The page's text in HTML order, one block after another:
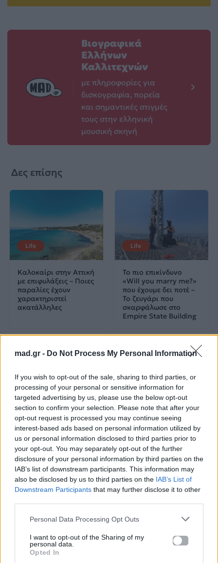
mad.gr - Do Not Process My Personal Information
If you wish to opt-out of the sale, sharing to third parties, or
processing of your personal or sensitive information for
targeted advertising by us, please use the below opt-out
section to confirm your selection. Please note that after your
opt-out request is processed you may continue seeing
interest-based ads based on personal information utilized by
us or personal information disclosed to third parties prior to
your opt-out. You may separately opt-out of the further
disclosure of your personal information by third parties on the
IAB’s list of downstream participants. This information may
also be disclosed by us to third parties on the IAB’s List of
Downstream Participants that may further disclose it to other
Personal Data Processing Opt Outs
I want to opt-out of the Sharing of my
personal data.
Opted In
Βιογραφικά
Ελλήνων
Καλλιτεχνών
με πληροφορίες για
δισκογραφία, πορεία
και σημαντικές στιγμές
τους στην ελληνική
μουσική σκηνή
Δες επίσης
Life
Καλοκαίρι στην Αττική
με επιφυλάξεις – Ποιες
παραλίες έχουν
χαρακτηριστεί
ακατάλληλες
Life
Το πιο επικίνδυνο
«Will you marry me?»
που έχουμε δει ποτέ –
Το ζευγάρι που
σκαρφάλωσε στο
Empire State Building
News
Πανελλαδικές 2026:
Στην κορυφή των
βαθμολογιών η
Λαρισαία Ιωάννα
Παπακώστα με 19.780
μόρια
Corporate News
Μία κάρτα για όλες τις
προνοιακές παροχές!